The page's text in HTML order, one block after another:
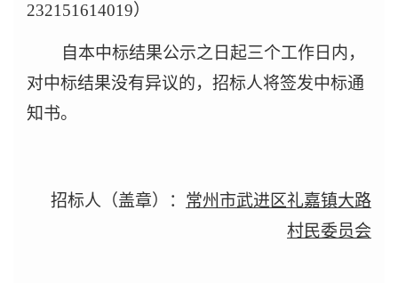
232151614019）
自本中标结果公示之日起三个工作日内，
对中标结果没有异议的，招标人将签发中标通
知书。
招标人（盖章）： 常州市武进区礼嘉镇大路
村民委员会